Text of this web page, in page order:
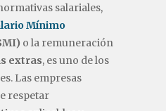
salariales,
Mínimo
o la remuneración
extras, es uno de los
Las empresas
respetar